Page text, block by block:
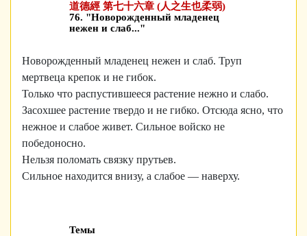
道德經 第七十六章 (人之生也柔弱)
76. "Новорожденный младенец
нежен и слаб..."
Новорожденный младенец нежен и слаб. Труп
мертвеца крепок и не гибок.
Только что распустившееся растение нежно и слабо.
Засохшее растение твердо и не гибко. Отсюда ясно, что
нежное и слабое живет. Сильное войско не
победоносно.
Нельзя поломать связку прутьев.
Сильное находится внизу, а слабое — наверху.
Темы